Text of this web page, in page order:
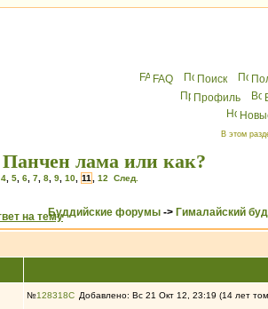
FAQ Поиск
Профиль
В этом
Панчен лама или как?
4 5 6 7 8 9 10 11 12 След.
Буддийские форумы -> Гималайский
№128318 Добавлено: Вс 21 Окт 12, 23:19 (14 лет